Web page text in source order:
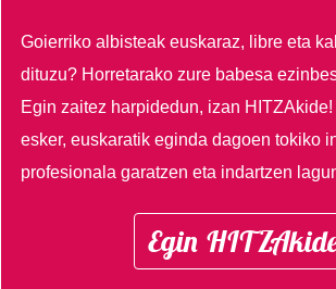
Goierriko albisteak euskaraz, libre eta
dituzu? Horretarako zure babesa
Egin zaitez harpidedun, izan
esker, euskaratik eginda dagoen tokiko
profesionala garatzen eta indartzen
Egin